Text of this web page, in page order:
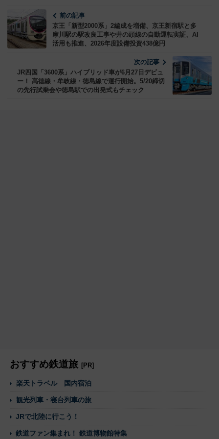
前の記事
京王「新型2000系」2編成を増備、京王新宿駅と多
摩川駅の駅改良工事や井の頭線の自動運転実証、AI
活用も推進、2026年度設備投資438億円
次の記事
JR四国「3600系」ハイブリッド車が6月27日デビュ
ー！ 高徳線・牟岐線・徳島線で運行開始。5/20締切
の先行試乗会や徳島駅での出発式もチェック
おすすめ鉄道旅 [PR]
楽天トラベル 国内宿泊
観光列車・寝台列車の旅
JRで北陸に行こう！
鉄道ファン集まれ！ 鉄道博物館特集